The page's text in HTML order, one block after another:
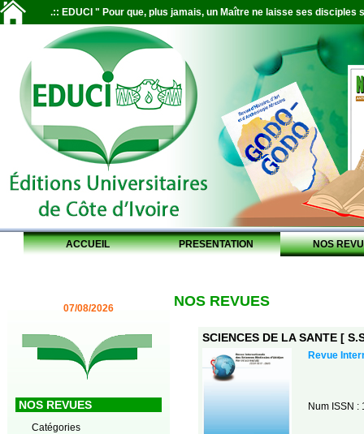
.:: EDUCI " Pour que, plus jamais, un Maître ne laisse ses disciples
ACCUEIL PRESENTATION NOS
07/08/2026
NOS REVUES
Catégories
NOS REVUES
SCIENCES DE LA SANTE [
Revue
Num ISSN :